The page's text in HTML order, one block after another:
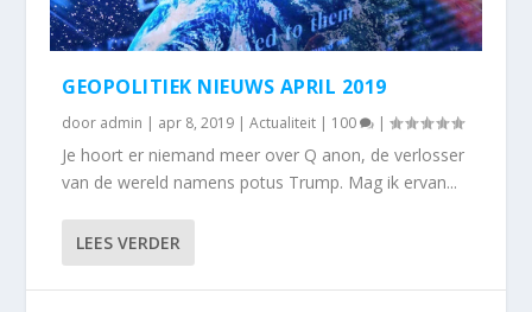
GEOPOLITIEK NIEUWS APRIL 2019
door admin | apr 8, 2019 |Actualiteit | 100 |
Je hoort er niemand meer over Q anon, de verlosser
van de wereld namens potus Trump. Mag ik ervan...
LEES VERDER